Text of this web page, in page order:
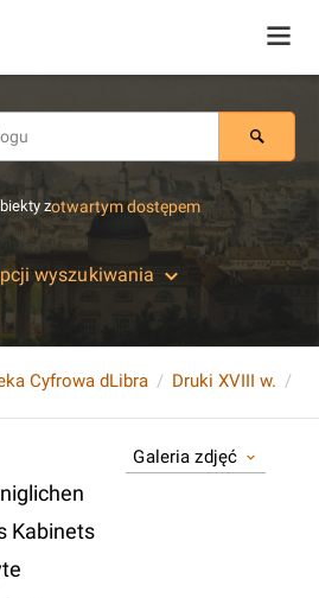
zotwartym dostępem
wyszukiwania
Cyfrowa dLibra Druki XVIII w.
Kabinets
Galeria zdjęć